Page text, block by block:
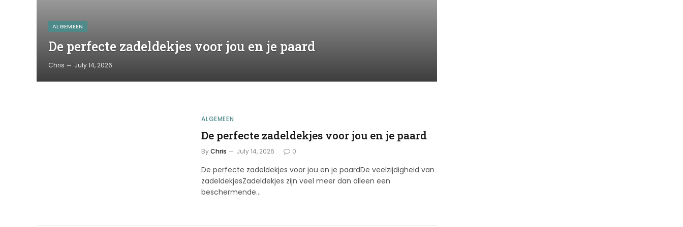
ALGEMEEN
De perfecte zadeldekjes voor jou en je paard
Chris July 14, 2026
ALGEMEEN
De perfecte zadeldekjes voor jou en je paard
By Chris July 14, 2026 0
De perfecte zadeldekjes voor jou en je paardDe veelzijdigheid van
zadeldekjesZadeldekjes zijn veel meer dan alleen een
beschermende…